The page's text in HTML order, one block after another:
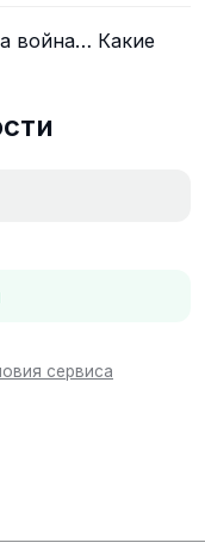
война… Какие
сервиса